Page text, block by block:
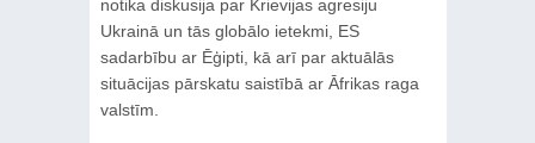
notika diskusija par Krievijas agresiju
Ukrainā un tās globālo ietekmi, ES
sadarbību ar Ēģipti, kā arī par aktuālās
situācijas pārskatu saistībā ar Āfrikas raga
valstīm.